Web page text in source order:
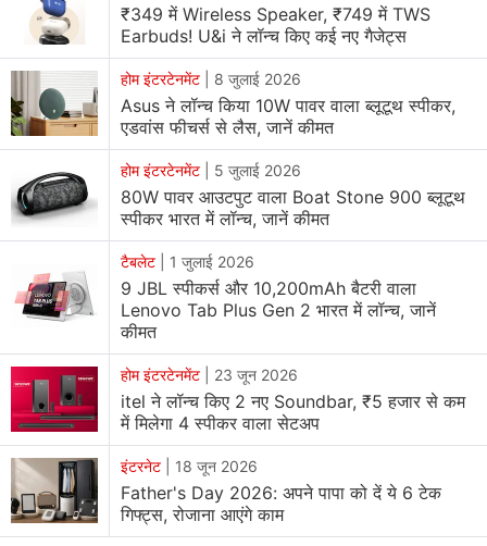
₹349 में Wireless Speaker, ₹749 में TWS
Earbuds! U&i ने लॉन्च किए कई नए गैजेट्स
होम इंटरटेनमेंट 8 जुलाई 2026
Asus ने लॉन्च किया 10W पावर वाला ब्लूटूथ स्पीकर,
एडवांस फीचर्स से लैस, जानें कीमत
होम इंटरटेनमेंट 5 जुलाई 2026
80W पावर आउटपुट वाला Boat Stone 900 ब्लूटूथ
स्पीकर भारत में लॉन्च, जानें कीमत
टैबलेट 1 जुलाई 2026
9 JBL स्पीकर्स और 10,200mAh बैटरी वाला
Lenovo Tab Plus Gen 2 भारत में लॉन्च, जानें
कीमत
होम इंटरटेनमेंट 23 जून 2026
itel ने लॉन्च किए 2 नए Soundbar, ₹5 हजार से कम
में मिलेगा 4 स्पीकर वाला सेटअप
इंटरनेट 18 जून 2026
Father's Day 2026: अपने पापा को दें ये 6 टेक
गिफ्ट्स, रोजाना आएंगे काम